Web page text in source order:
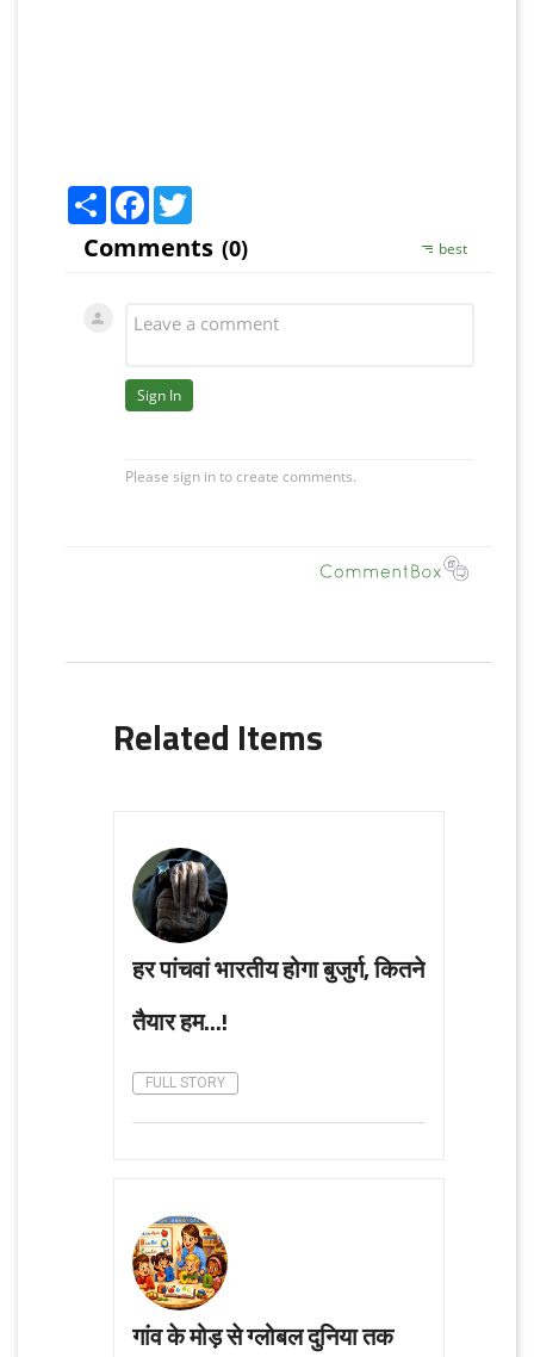
Share Facebook
Related Items
हर पांचवां भारतीय होगा बुजुर्ग, कितने
तैयार हम...!
FULL STORY
गांव के मोड़ से ग्लोबल दुनिया तक